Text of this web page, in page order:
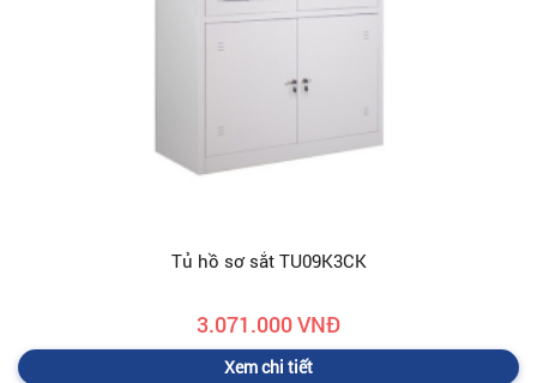
Tủ hồ sơ sắt TU09K3CK
3.071.000 VNĐ
Xem chi tiết